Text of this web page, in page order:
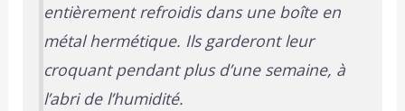
entièrement refroidis dans une boîte en
métal hermétique. Ils garderont leur
croquant pendant plus d’une semaine, à
l’abri de l’humidité.